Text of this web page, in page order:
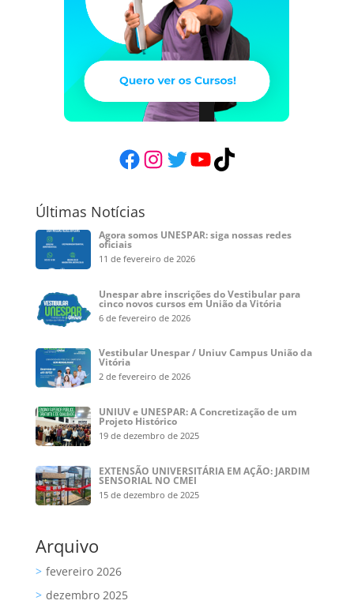
Facebook
Instagram
Twitter
YouTube
TikTok
Últimas Notícias
Agora somos UNESPAR: siga nossas redes
oficiais
11 de fevereiro de 2026
Unespar abre inscrições do Vestibular para
cinco novos cursos em União da Vitória
6 de fevereiro de 2026
Vestibular Unespar / Uniuv Campus União da
Vitória
2 de fevereiro de 2026
UNIUV e UNESPAR: A Concretização de um
Projeto Histórico
19 de dezembro de 2025
EXTENSÃO UNIVERSITÁRIA EM AÇÃO: JARDIM
SENSORIAL NO CMEI
15 de dezembro de 2025
Arquivo
fevereiro 2026
dezembro 2025